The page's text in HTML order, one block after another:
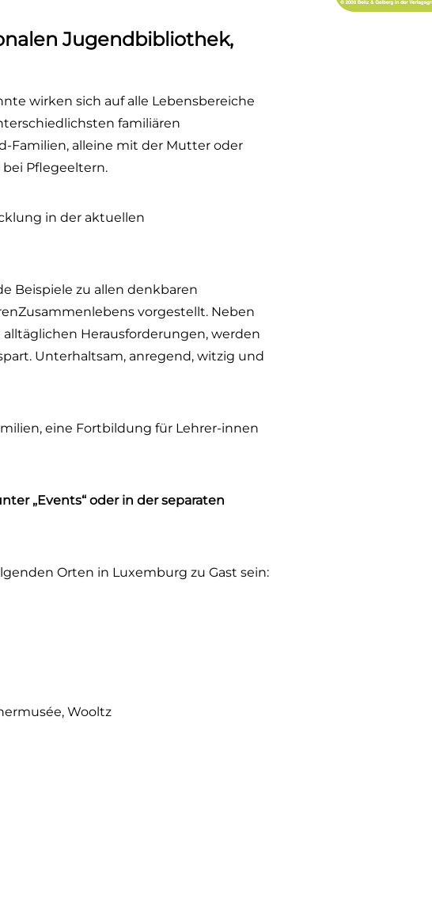
Jugendbibliothek,
wirken sich auf alle Lebensbereiche
familiären
Familien, alleine mit der Mutter oder
Pflegeeltern.
in der aktuellen
Beispiele zu allen denkbaren
vorgestellt. Neben
Herausforderungen, werden
Unterhaltsam, anregend, witzig und
eine Fortbildung für Lehrer-innen
„Events“ oder in der separaten
Orten in Luxemburg zu Gast sein:
Wooltz